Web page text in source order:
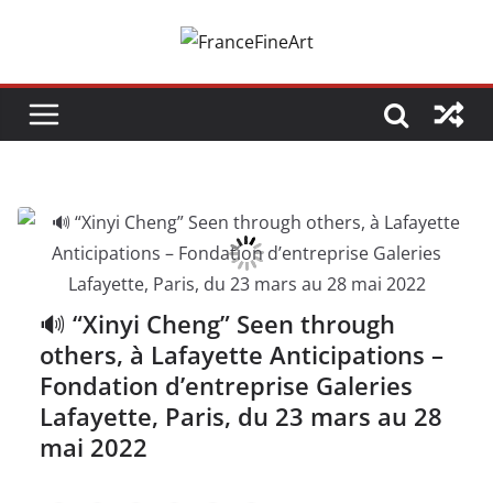
🔊 “Xinyi Cheng” Seen through
others, à Lafayette Anticipations –
Fondation d’entreprise Galeries
Lafayette, Paris, du 23 mars au 28
mai 2022